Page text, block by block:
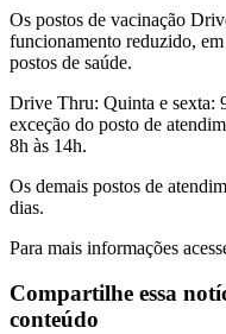
Os postos de vacinação
funcionamento reduzido,
postos de saúde.
Drive Thru: Quinta e sexta:
exceção do posto de
8h às 14h.
Os demais postos de
dias.
Para mais informações
Compartilhe essa
conteúdo